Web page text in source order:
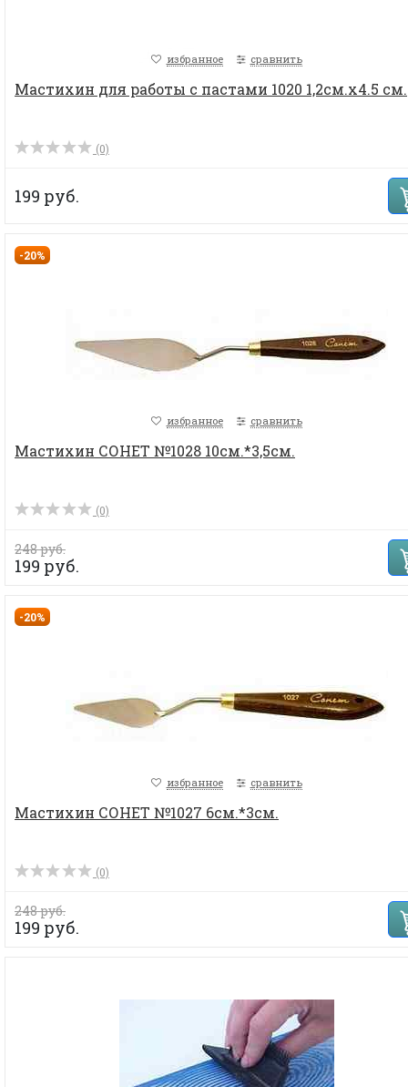
избранное сравнить
Мастихин для работы с пастами 1020 1,2см.х4.5 см.
(0)
199 руб.
-20%
избранное сравнить
Мастихин СОНЕТ №1028 10см.*3,5см.
(0)
248 руб.
199 руб.
-20%
избранное сравнить
Мастихин СОНЕТ №1027 6см.*3см.
(0)
248 руб.
199 руб.